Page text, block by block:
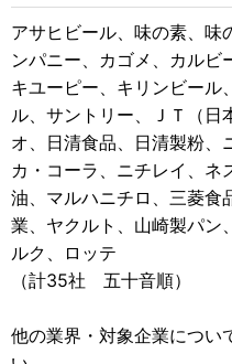
アサヒビール、味の素、味
ンパニー、カゴメ、カルビ
キユーピー、キリンビール
ル、サントリー、ＪＴ（日
オ、日清食品、日清製粉、
カ・コーラ、ニチレイ、ネ
油、マルハニチロ、三菱食
業、ヤクルト、山崎製パン
ルク、ロッテ
（計35社 五十音順）
他の業界・対象企業につい